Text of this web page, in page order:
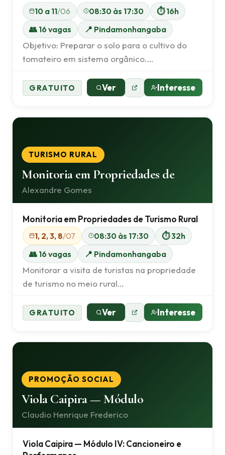
10 a 11/06 08:30 às 17:30
⏱ 16h
👥 16 vagas
📍 Pindamonhangaba
Objetivo: Preparar o solo para o cultivo do
tomateiro em sistema orgânico.…
GRATUITO Ver Interesse
TURISMO RURAL
Monitoria em Propriedades de
Alexandre Gomes
Monitoria em Propriedades de Turismo Rural
1, 2, 3, 8/07 08:30 às 17:30
⏱ 32h
👥 16 vagas
📍 Pindamonhangaba
Monitorar a visita de turistas na propriedade
de turismo no meio rural…
GRATUITO Ver Interesse
PROMOÇÃO SOCIAL
Viola Caipira — Módulo
Claudio Henrique Frederico
Viola Caipira — Módulo IV: Cancioneiro e